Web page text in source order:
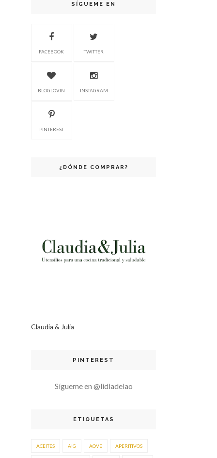
SÍGUEME EN
FACEBOOK TWITTER
BLOGLOVIN INSTAGRAM
PINTEREST
¿DÓNDE COMPRAR?
Claudia & Julia
PINTEREST
Sígueme en @lidiadelao
ETIQUETAS
ACEITES AIG AOVE APERITIVOS